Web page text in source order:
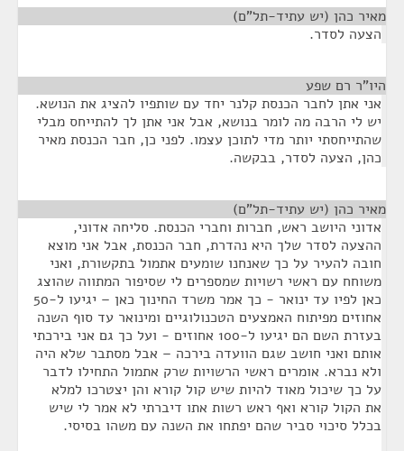
מאיר כהן (יש עתיד-תל"ם)
הצעה לסדר.
היו"ר רם שפע
אני אתן לחבר הכנסת קלנר יחד עם שותפיו להציג את הנושא.
יש לי הרבה מה לומר בנושא, אבל אני אתן לך להתייחס מבלי
שהתייחסתי יותר מדי לתוכן עצמו. לפני כן, חבר הכנסת מאיר
כהן, הצעה לסדר, בבקשה.
מאיר כהן (יש עתיד-תל"ם)
אדוני היושב ראש, חברות וחברי הכנסת. סליחה אדוני,
ההצעה לסדר שלך היא נהדרת, חבר הכנסת, אבל אני מוצא
חובה להעיר על כך שאנחנו שומעים אתמול בתקשורת, ואני
משוחח עם ראשי רשויות שמספרים לי שסיפור המתווה שהוצג
כאן לפיו עד ינואר - כך אמר משרד החינוך כאן – יגיעו ל-50
אחוזים מפיתוח האמצעים הטכנולוגיים ומינואר עד סוף השנה
בעזרת השם הם יגיעו ל-100 אחוזים - ועל כך גם אני בירכתי
אותם ואני חושב שגם הוועדה בירכה – אבל מסתבר שלא היה
ולא נברא. אומרים ראשי הרשויות שרק אתמול התחילו לדבר
על כך שיכול מאוד להיות שיש קול קורא והן יצטרכו למלא
את הקול קורא ואף ראש רשות אתו דיברתי לא אמר לי שיש
בכלל סיכוי סביר שהם יפתחו את השנה עם משהו בסיסי.